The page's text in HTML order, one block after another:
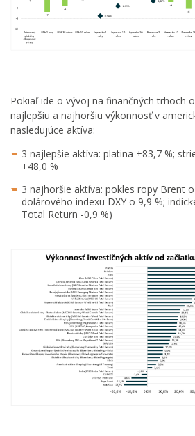
Pokiaľ ide o vývoj na finančných trhoch
najlepšiu a najhoršiu výkonnosť v
nasledujúce aktíva:
3 najlepšie aktíva: platina +83,7 %;
+48,0 %
3 najhoršie aktíva: pokles ropy Brent
dolárového indexu DXY o 9,9 %;
Total Return -0,9 %)